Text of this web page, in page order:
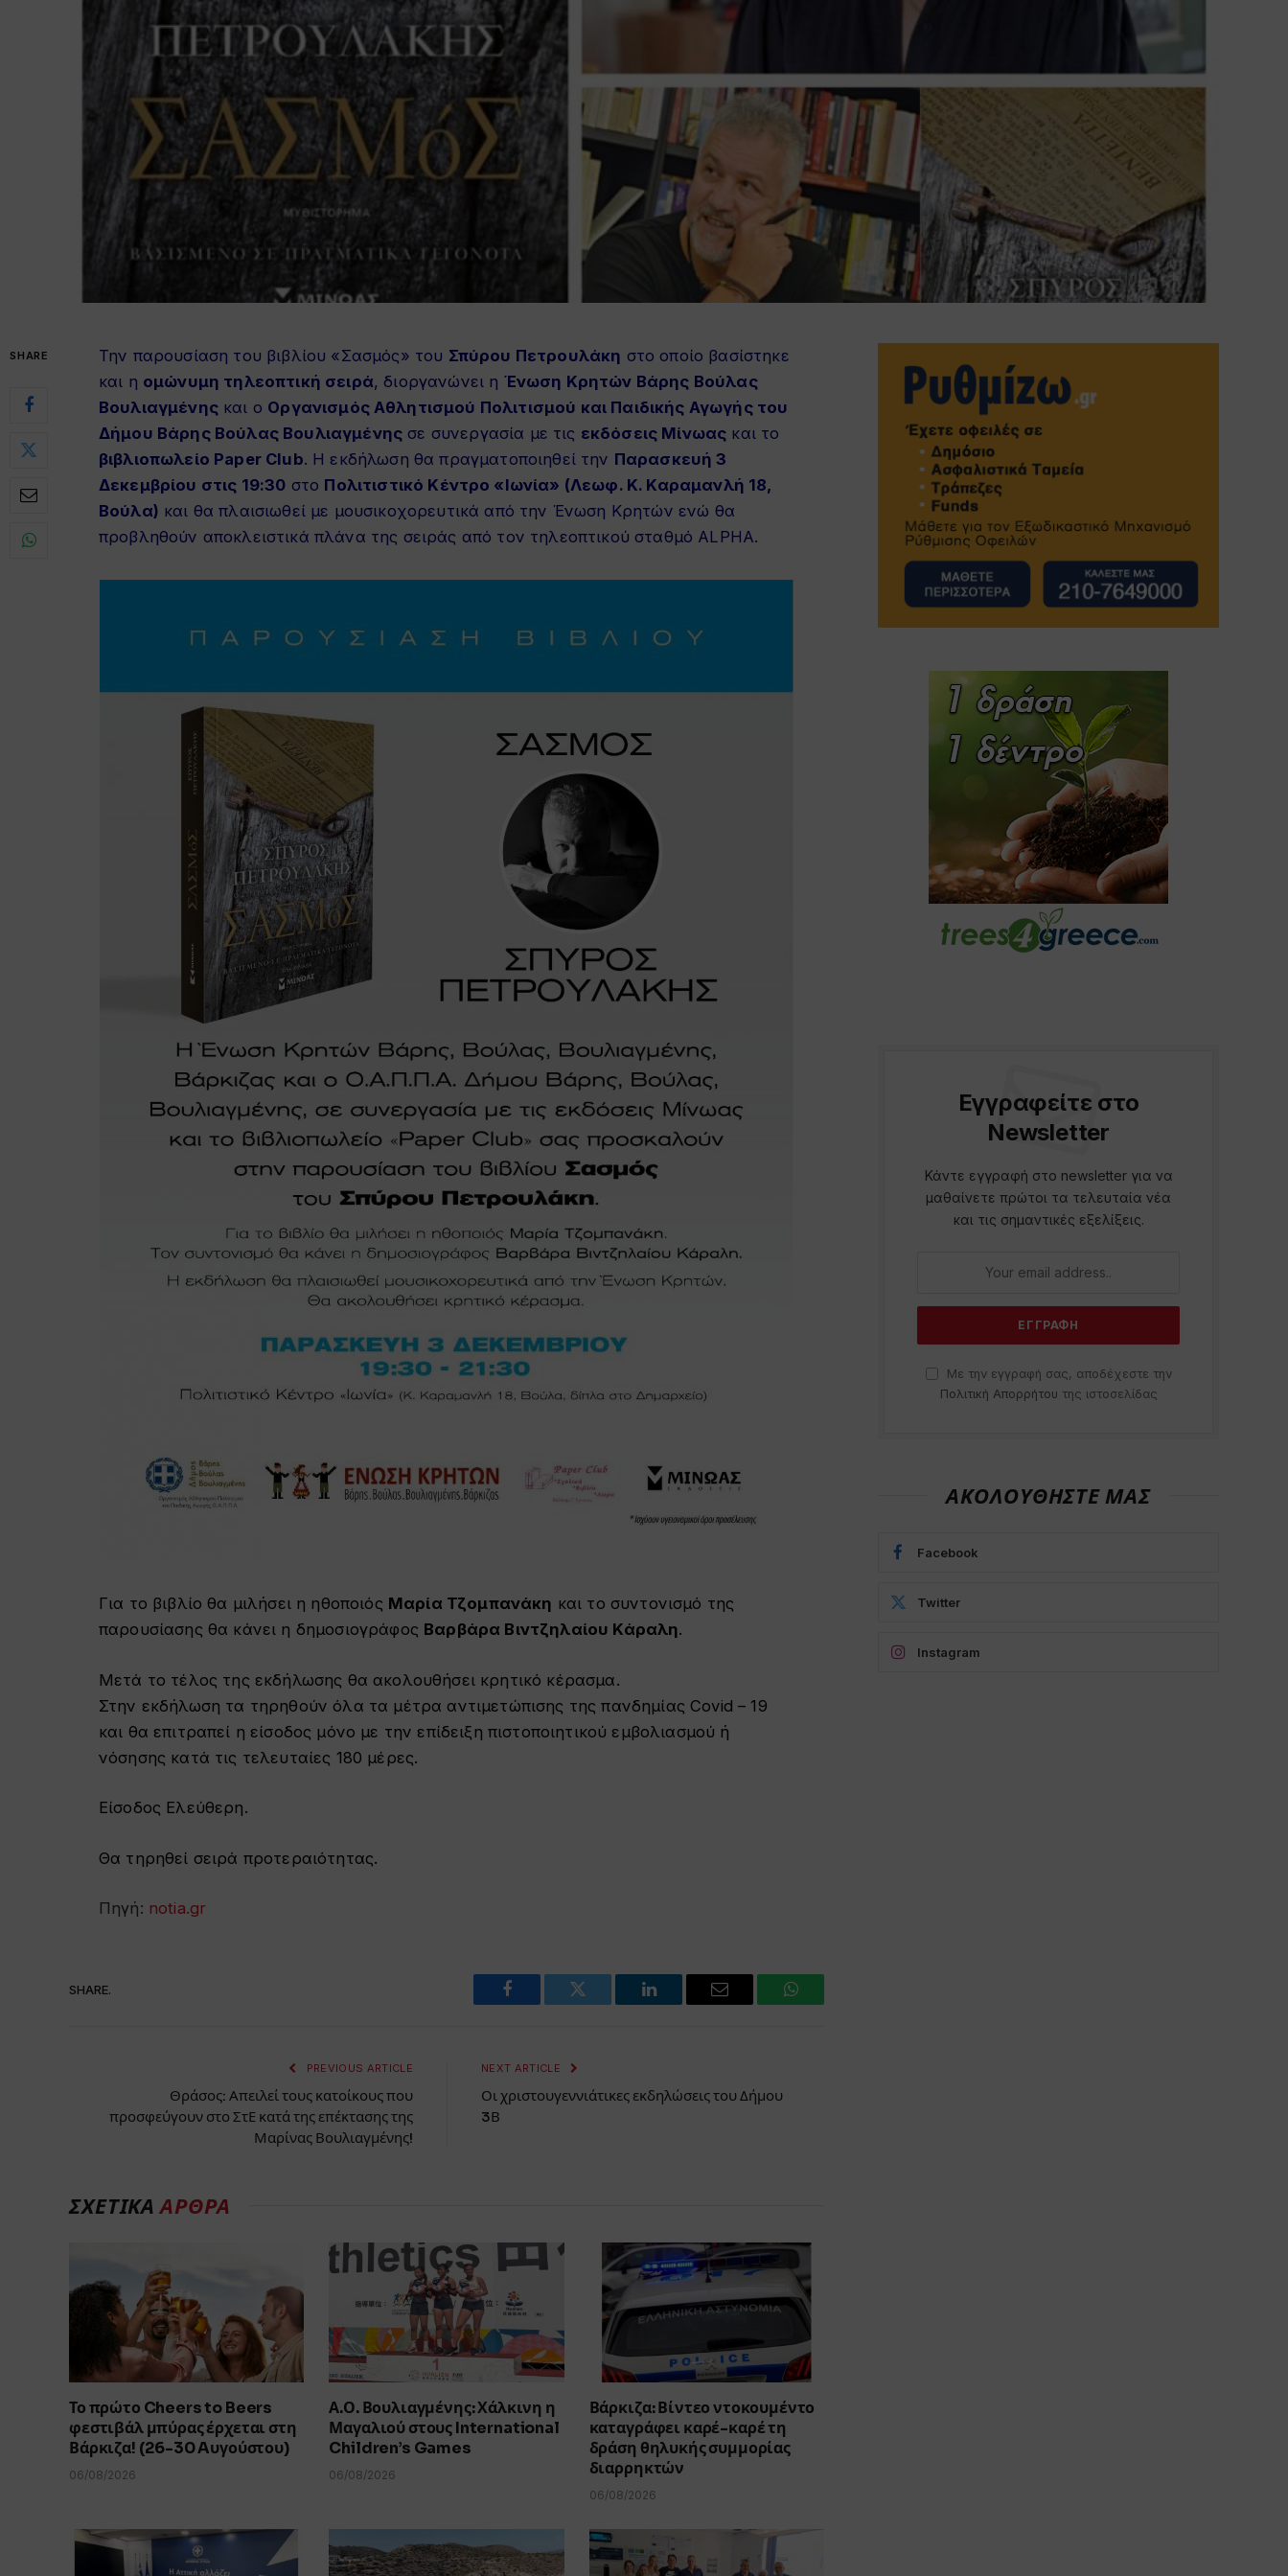
SHARE Την παρουσίαση του βιβλίου «Σασμός» του Σπύρου Πετρουλάκη στο οποίο βασίστηκε
και η ομώνυμη τηλεοπτική σειρά, διοργανώνει η Ένωση Κρητών Βάρης Βούλας
Βουλιαγμένης και ο Οργανισμός Αθλητισμού Πολιτισμού και Παιδικής Αγωγής του
Δήμου Βάρης Βούλας Βουλιαγμένης σε συνεργασία με τις εκδόσεις Μίνωας και το
βιβλιοπωλείο Paper Club. Η εκδήλωση θα πραγματοποιηθεί την Παρασκευή 3
Δεκεμβρίου στις 19:30 στο Πολιτιστικό Κέντρο «Ιωνία» (Λεωφ. Κ. Καραμανλή 18,
Βούλα) και θα πλαισιωθεί με μουσικοχορευτικά από την Ένωση Κρητών ενώ θα
προβληθούν αποκλειστικά πλάνα της σειράς από τον τηλεοπτικού σταθμό ALPHA.
Για το βιβλίο θα μιλήσει η ηθοποιός Μαρία Τζομπανάκη και το συντονισμό της
παρουσίασης θα κάνει η δημοσιογράφος Βαρβάρα Βιντζηλαίου Κάραλη.
Μετά το τέλος της εκδήλωσης θα ακολουθήσει κρητικό κέρασμα.
Στην εκδήλωση τα τηρηθούν όλα τα μέτρα αντιμετώπισης της πανδημίας Covid – 19
και θα επιτραπεί η είσοδος μόνο με την επίδειξη πιστοποιητικού εμβολιασμού ή
νόσησης κατά τις τελευταίες 180 μέρες.
Είσοδος Ελεύθερη.
Θα τηρηθεί σειρά προτεραιότητας.
Πηγή: notia.gr
SHARE.
Facebook Twitter LinkedIn Email WhatsApp
PREVIOUS ARTICLE
Θράσος: Απειλεί τους κατοίκους που
προσφεύγουν στο ΣτΕ κατά της επέκτασης της
Μαρίνας Βουλιαγμένης!
NEXT ARTICLE
Οι χριστουγεννιάτικες εκδηλώσεις του Δήμου
3Β
ΣΧΕΤΙΚΑΑΡΘΡΑ
Το πρώτο Cheers to Beers
φεστιβάλ μπύρας έρχεται στη
Βάρκιζα! (26-30 Aυγούστου)
06/08/2026
Α.Ο. Βουλιαγμένης: Χάλκινη η
Μαγαλιού στους International
Children’s Games
06/08/2026
Βάρκιζα: Βίντεο ντοκουμέντο
καταγράφει καρέ-καρέ τη
δράση θηλυκής συμμορίας
διαρρηκτών
06/08/2026
Εγγραφείτε στο
Newsletter
Κάντε εγγραφή στο newsletter για να
μαθαίνετε πρώτοι τα τελευταία νέα
και τις σημαντικές εξελίξεις.
Με την εγγραφή σας, αποδέχεστε την
Πολιτική Απορρήτου της ιστοσελίδας
ΑΚΟΛΟΥΘΗΣΤΕ ΜΑΣ
Facebook
Twitter
Instagram